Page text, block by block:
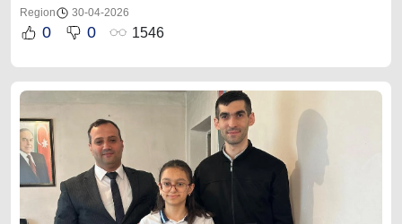
Region 30-04-2026
0 0 1546